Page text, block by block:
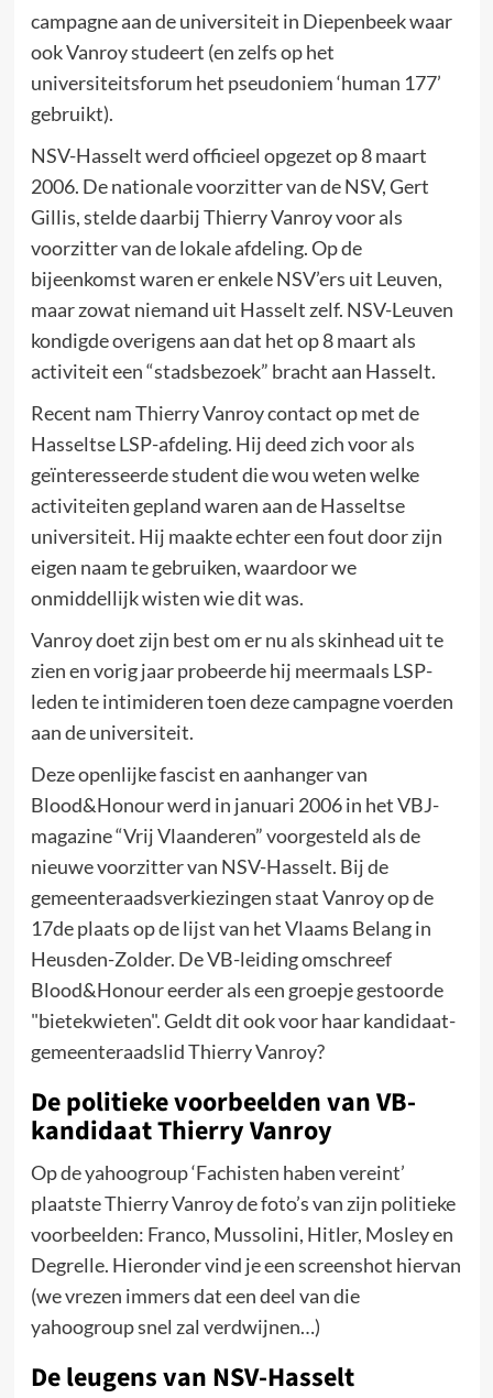
campagne aan de universiteit in Diepenbeek waar
ook Vanroy studeert (en zelfs op het
universiteitsforum het pseudoniem ‘human 177’
gebruikt).
NSV-Hasselt werd officieel opgezet op 8 maart
2006. De nationale voorzitter van de NSV, Gert
Gillis, stelde daarbij Thierry Vanroy voor als
voorzitter van de lokale afdeling. Op de
bijeenkomst waren er enkele NSV’ers uit Leuven,
maar zowat niemand uit Hasselt zelf. NSV-Leuven
kondigde overigens aan dat het op 8 maart als
activiteit een “stadsbezoek” bracht aan Hasselt.
Recent nam Thierry Vanroy contact op met de
Hasseltse LSP-afdeling. Hij deed zich voor als
geïnteresseerde student die wou weten welke
activiteiten gepland waren aan de Hasseltse
universiteit. Hij maakte echter een fout door zijn
eigen naam te gebruiken, waardoor we
onmiddellijk wisten wie dit was.
Vanroy doet zijn best om er nu als skinhead uit te
zien en vorig jaar probeerde hij meermaals LSP-
leden te intimideren toen deze campagne voerden
aan de universiteit.
Deze openlijke fascist en aanhanger van
Blood&Honour werd in januari 2006 in het VBJ-
magazine “Vrij Vlaanderen” voorgesteld als de
nieuwe voorzitter van NSV-Hasselt. Bij de
gemeenteraadsverkiezingen staat Vanroy op de
17de plaats op de lijst van het Vlaams Belang in
Heusden-Zolder. De VB-leiding omschreef
Blood&Honour eerder als een groepje gestoorde
"bietekwieten". Geldt dit ook voor haar kandidaat-
gemeenteraadslid Thierry Vanroy?
De politieke voorbeelden van VB-
kandidaat Thierry Vanroy
Op de yahoogroup ‘Fachisten haben vereint’
plaatste Thierry Vanroy de foto’s van zijn politieke
voorbeelden: Franco, Mussolini, Hitler, Mosley en
Degrelle. Hieronder vind je een screenshot hiervan
(we vrezen immers dat een deel van die
yahoogroup snel zal verdwijnen…)
De leugens van NSV-Hasselt